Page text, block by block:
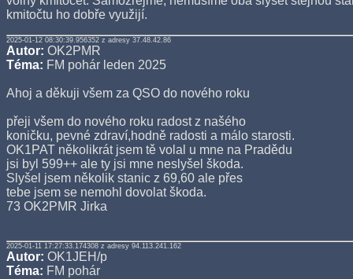
kmitočtu ho dobře využijí.
2025-01-12 08:30:39.956352 z adresy 37.48.42.86
Autor: OK2PMR
Téma: FM pohár leden 2025
Ahoj a děkuji všem za QSO do nového roku
přeji všem do nového roku radost z našého
koničku, pevné zdraví,hodně radosti a málo starosti.
OK1PAT několikrát jsem tě volal u mne na Pradědu
jsi byl 599++ ale ty jsi mne neslyšel škoda.
Slyšel jsem několik stanic z 69,60 ale přes
tebe jsem se nemohl dovolat škoda.
73 OK2PMR Jirka
2025-01-11 17:27:33.174308 z adresy 94.113.241.162
Autor: OK1JEH/p
Téma: FM pohár